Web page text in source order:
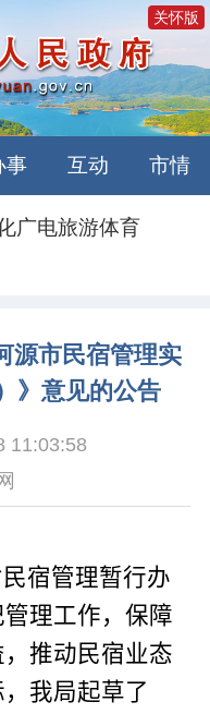
关怀版
事 互动 市情
广电旅游体育
源市民宿管理实
》意见的公告
11:03:58
宿管理暂行办
管理工作，保障
推动 民宿业态
我局起草了